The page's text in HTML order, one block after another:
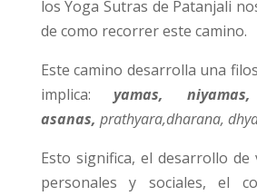
los Yoga Sutras de Patanjali
de como recorrer este camino.
Este camino desarrolla una
implica: yamas,
asanas, prathyara,dharana,
Esto significa, el desarrollo de
personales y sociales, el